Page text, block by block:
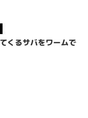
くるサバをワームで